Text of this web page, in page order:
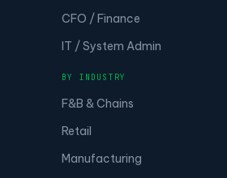
CFO / Finance
IT / System Admin
BY INDUSTRY
F&B & Chains
Retail
Manufacturing